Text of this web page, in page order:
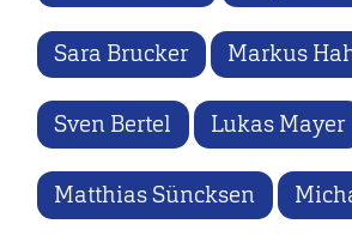
Sara Brucker Markus
Sven Bertel Lukas Mayer
Matthias Süncksen